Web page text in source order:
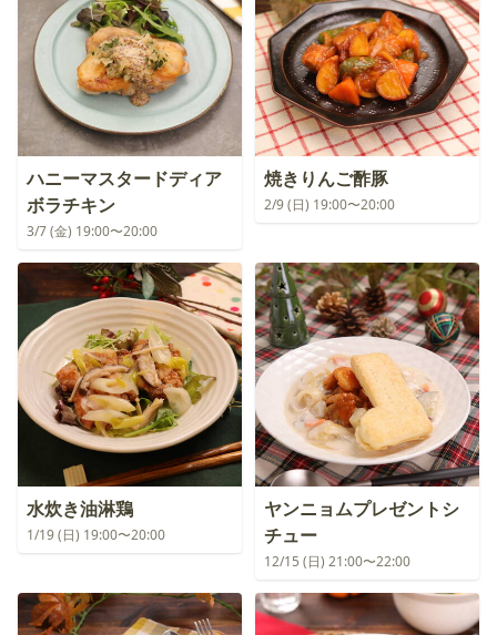
ハニーマスタードディア
ボラチキン
3/7 (金) 19:00〜20:00
焼きりんご酢豚
2/9 (日) 19:00〜20:00
水炊き油淋鶏
1/19 (日) 19:00〜20:00
ヤンニョムプレゼントシ
チュー
12/15 (日) 21:00〜22:00